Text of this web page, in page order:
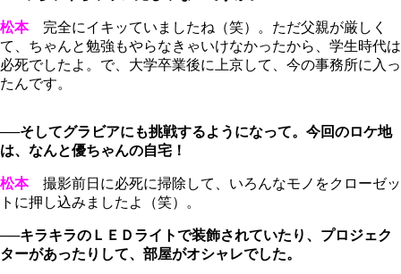
松本完全にイキッていましたね（笑）。ただ父親が厳しく
て、ちゃんと勉強もやらなきゃいけなかったから、学生時代は
必死でしたよ。で、大学卒業後に上京して、今の事務所に入っ
たんです。
──そしてグラビアにも挑戦するようになって。今回のロケ地
は、なんと優ちゃんの自宅！
松本撮影前日に必死に掃除して、いろんなモノをクローゼッ
トに押し込みましたよ（笑）。
──キラキラのＬＥＤライトで装飾されていたり、プロジェク
ターがあったりして、部屋がオシャレでした。